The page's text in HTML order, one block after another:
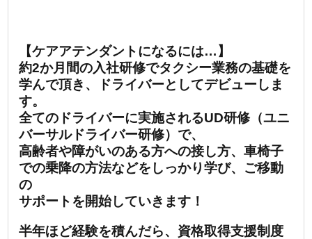
【ケアアテンダントになるには…】
約2か月間の入社研修でタクシー業務の基礎を
学んで頂き、ドライバーとしてデビューしま
す。
全てのドライバーに実施されるUD研修（ユニ
バーサルドライバー研修）で、
高齢者や障がいのある方への接し方、車椅子
での乗降の方法などをしっかり学び、ご移動
の
サポートを開始していきます！
半年ほど経験を積んだら、資格取得支援制度